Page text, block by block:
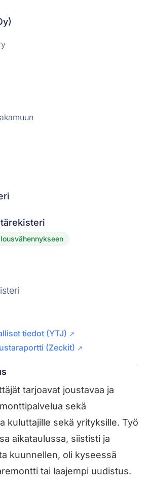
tiedot (YTJ) ↗
(Zeckit) ↗
tarjoavat joustavaa ja
sekä
kuluttajille sekä yrityksille. Työ
aikataulussa, siististi ja
kuunnellen, oli kyseessä
tai laajempi uudistus.